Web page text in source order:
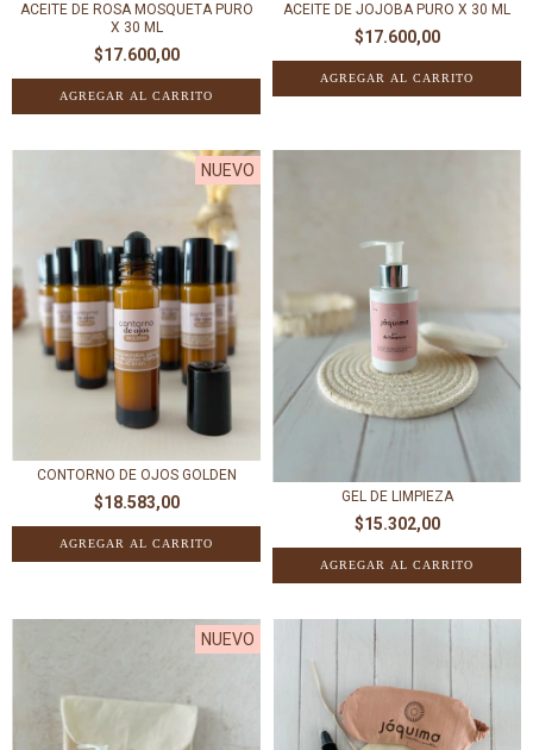
ACEITE DE ROSA MOSQUETA PURO
X 30 ML
$17.600,00
ACEITE DE JOJOBA PURO X 30 ML
$17.600,00
NUEVO
CONTORNO DE OJOS GOLDEN
$18.583,00 GEL DE LIMPIEZA
$15.302,00
NUEVO